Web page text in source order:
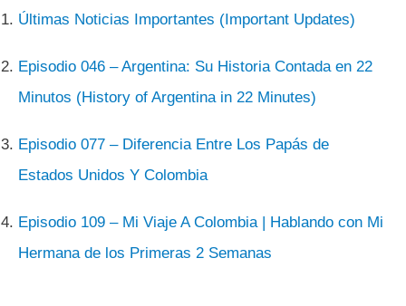
Últimas Noticias Importantes (Important Updates)
Episodio 046 – Argentina: Su Historia Contada en 22
Minutos (History of Argentina in 22 Minutes)
Episodio 077 – Diferencia Entre Los Papás de
Estados Unidos Y Colombia
Episodio 109 – Mi Viaje A Colombia | Hablando con Mi
Hermana de los Primeras 2 Semanas